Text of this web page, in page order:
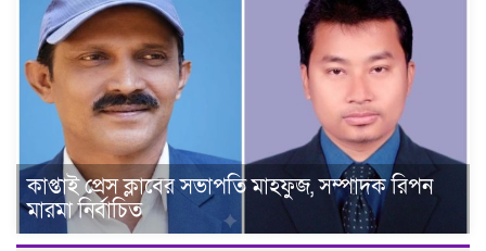
কাপ্তাই প্রেস ক্লাবের সভাপতি মাহফুজ, সম্পাদক রিপন
মারমা নির্বাচিত